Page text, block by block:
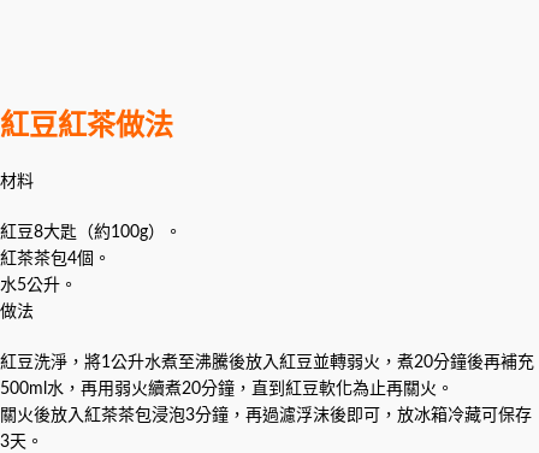
紅豆紅茶做法
材料
紅豆8大匙（約100g）。
紅茶茶包4個。
水5公升。
做法
紅豆洗淨，將1公升水煮至沸騰後放入紅豆並轉弱火，煮20分鐘後再補充
500ml水，再用弱火續煮20分鐘，直到紅豆軟化為止再關火。
關火後放入紅茶茶包浸泡3分鐘，再過濾浮沫後即可，放冰箱冷藏可保存
3天。